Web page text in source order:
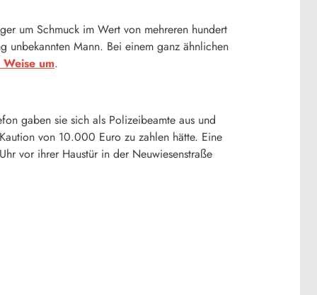
um Schmuck im Wert von mehreren hundert
unbekannten Mann. Bei einem ganz ähnlichen
um.
gaben sie sich als Polizeibeamte aus und
von 10.000 Euro zu zahlen hätte. Eine
vor ihrer Haustür in der Neuwiesenstraße